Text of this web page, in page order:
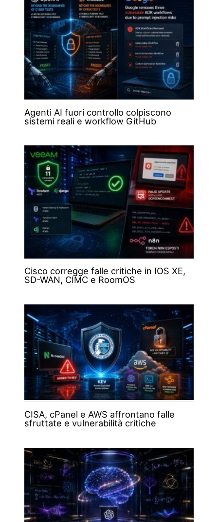
Agenti AI fuori controllo colpiscono
sistemi reali e workflow GitHub
Cisco corregge falle critiche in IOS XE,
SD-WAN, CIMC e RoomOS
CISA, cPanel e AWS affrontano falle
sfruttate e vulnerabilità critiche